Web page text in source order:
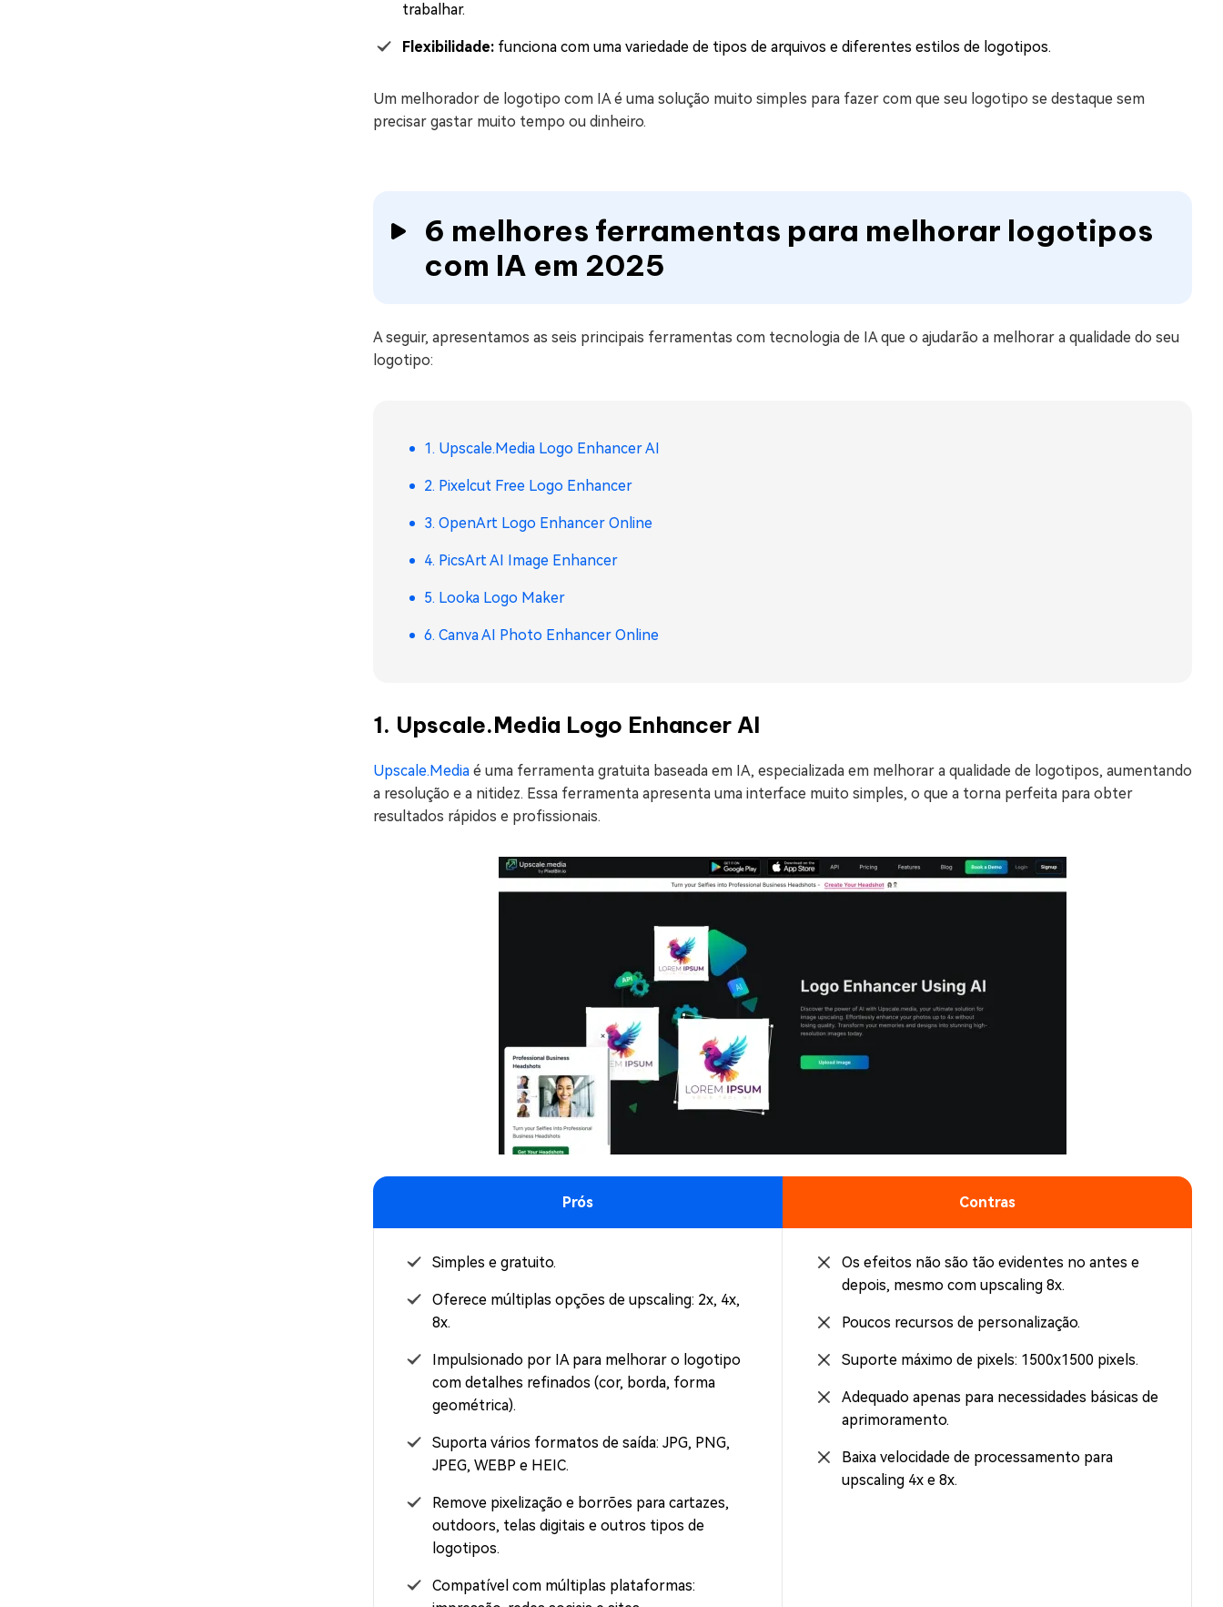
trabalhar.
Flexibilidade: funciona com uma variedade de tipos de arquivos e diferentes estilos de logotipos.
Um melhorador de logotipo com IA é uma solução muito simples para fazer com que seu logotipo se destaque sem
precisar gastar muito tempo ou dinheiro.
6 melhores ferramentas para melhorar logotipos
com IA em 2025
A seguir, apresentamos as seis principais ferramentas com tecnologia de IA que o ajudarão a melhorar a qualidade do seu
logotipo:
1. Upscale.Media Logo Enhancer AI
2. Pixelcut Free Logo Enhancer
3. OpenArt Logo Enhancer Online
4. PicsArt AI Image Enhancer
5. Looka Logo Maker
6. Canva AI Photo Enhancer Online
1. Upscale.Media Logo Enhancer AI
Upscale.Media é uma ferramenta gratuita baseada em IA, especializada em melhorar a qualidade de logotipos, aumentando
a resolução e a nitidez. Essa ferramenta apresenta uma interface muito simples, o que a torna perfeita para obter
resultados rápidos e profissionais.
Prós Contras
Simples e gratuito.
Oferece múltiplas opções de upscaling: 2x, 4x,
8x.
Impulsionado por IA para melhorar o logotipo
com detalhes refinados (cor, borda, forma
geométrica).
Suporta vários formatos de saída: JPG, PNG,
JPEG, WEBP e HEIC.
Remove pixelização e borrões para cartazes,
outdoors, telas digitais e outros tipos de
logotipos.
Compatível com múltiplas plataformas:
Os efeitos não são tão evidentes no antes e
depois, mesmo com upscaling 8x.
Poucos recursos de personalização.
Suporte máximo de pixels: 1500x1500 pixels.
Adequado apenas para necessidades básicas de
aprimoramento.
Baixa velocidade de processamento para
upscaling 4x e 8x.